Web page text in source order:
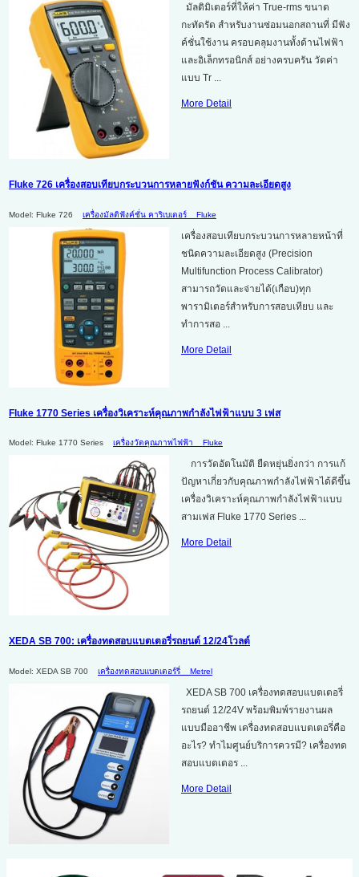
มัลติมิเตอร์ที่ให้ค่า True-rms ขนาด
กะทัดรัด สำหรับงานซ่อมนอกสถานที่ มีฟัง
ค์ชั่นใช้งาน ครอบคลุมงานทั้งด้านไฟฟ้า
และอิเล็กทรอนิกส์ อย่างครบครัน วัดค่า
แบบ Tr ...
More Detail
Fluke 726 เครื่องสอบเทียบกระบวนการหลายฟังก์ชัน ความละเอียดสูง
Model: Fluke 726 เครื่องมัลติฟังค์ชั่น คาริเบเตอร์ Fluke
เครื่องสอบเทียบกระบวนการหลายหน้าที่
ชนิดความละเอียดสูง (Precision
Multifunction Process Calibrator)
สามารถวัดและจ่ายได้(เกือบ)ทุก
พารามิเตอร์สำหรับการสอบเทียบ และ
ทำการสอ ...
More Detail
Fluke 1770 Series เครื่องวิเคราะห์คุณภาพกำลังไฟฟ้าแบบ 3 เฟส
Model: Fluke 1770 Series เครื่องวัดคุณภาพไฟฟ้า Fluke
การวัดอัตโนมัติ ยืดหยุ่นยิ่งกว่า การแก้
ปัญหาเกี่ยวกับคุณภาพกำลังไฟฟ้าได้ดีขึ้น
เครื่องวิเคราะห์คุณภาพกำลังไฟฟ้าแบบ
สามเฟส Fluke 1770 Series ...
More Detail
XEDA SB 700: เครื่องทดสอบแบตเตอรี่รถยนต์ 12/24โวลต์
Model: XEDA SB 700 เครื่องทดสอบแบตเตอร์รี่ Metrel
XEDA SB 700 เครื่องทดสอบแบตเตอรี่
รถยนต์ 12/24V พร้อมพิมพ์รายงานผล
แบบมืออาชีพ เครื่องทดสอบแบตเตอรี่คือ
อะไร? ทำไมศูนย์บริการควรมี? เครื่องทด
สอบแบตเตอร ...
More Detail